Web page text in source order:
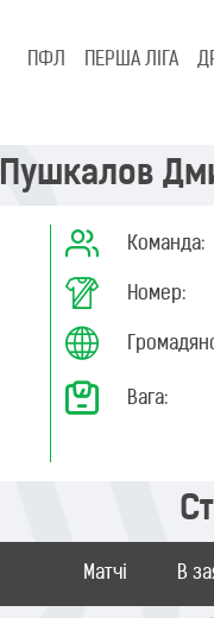
ПФЛ ПЕРША ЛІГА
Пушкалов
Команда:
Номер:
Вага:
Матчі В